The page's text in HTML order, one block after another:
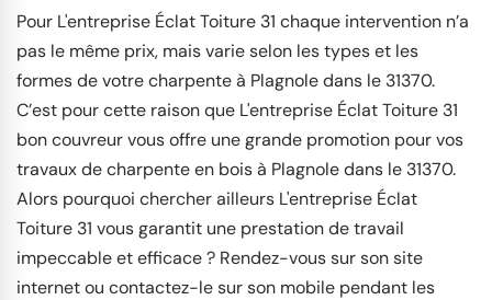
Pour L'entreprise Éclat Toiture 31 chaque intervention n’a
pas le même prix, mais varie selon les types et les
formes de votre charpente à Plagnole dans le 31370.
C’est pour cette raison que L'entreprise Éclat Toiture 31
bon couvreur vous offre une grande promotion pour vos
travaux de charpente en bois à Plagnole dans le 31370.
Alors pourquoi chercher ailleurs L'entreprise Éclat
Toiture 31 vous garantit une prestation de travail
impeccable et efficace ? Rendez-vous sur son site
internet ou contactez-le sur son mobile pendant les